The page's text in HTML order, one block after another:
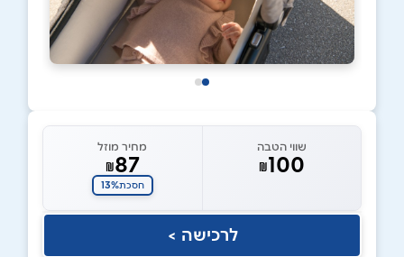
שווי הטבה
₪100
מחיר מוזל
₪87
חסכת13%
לרכישה >